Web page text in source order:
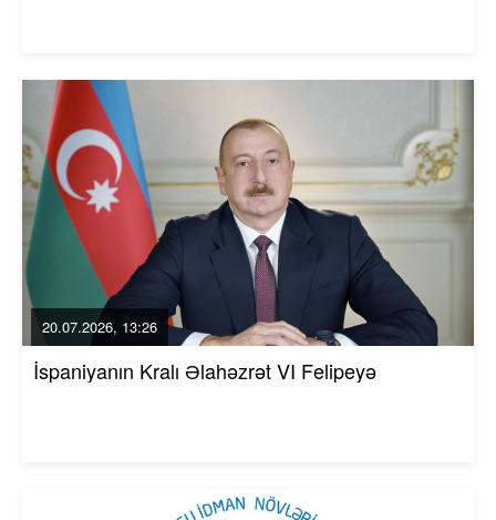
20.07.2026, 13:26
İspaniyanın Kralı Əlahəzrət VI Felipeyə